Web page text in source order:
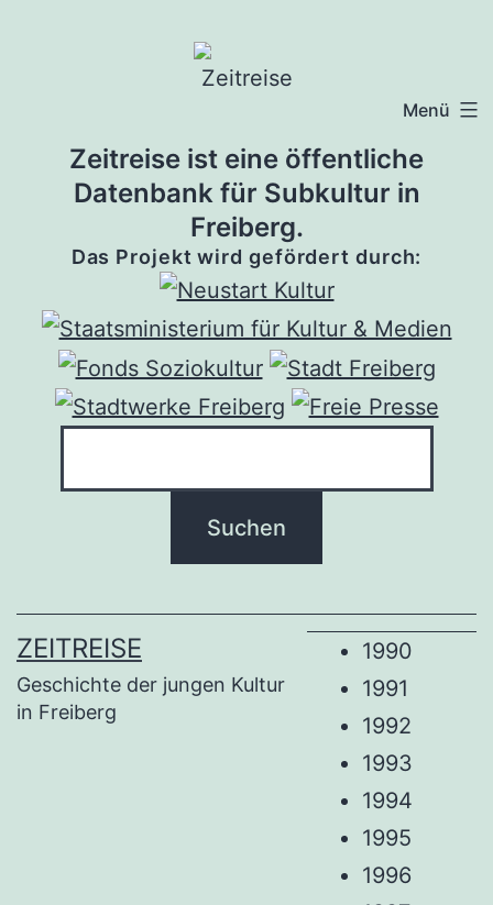
Menü
Zeitreise ist eine öffentliche
Datenbank für Subkultur in
Freiberg.
Das Projekt wird gefördert durch:
ZEITREISE
Geschichte der jungen Kultur
in Freiberg
1990
1991
1992
1993
1994
1995
1996